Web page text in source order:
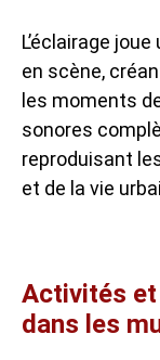
L’éclairage
en scène,
les moments
sonores
reproduisant
et de la vie
Activités
dans les